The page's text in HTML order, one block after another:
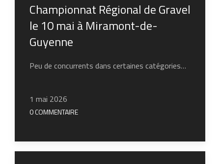
Championnat Régional de Gravel
le 10 mai à Miramont-de-
Guyenne
Peu de concurrents dans certaines catégories…
1 mai 2026
0 COMMENTAIRE